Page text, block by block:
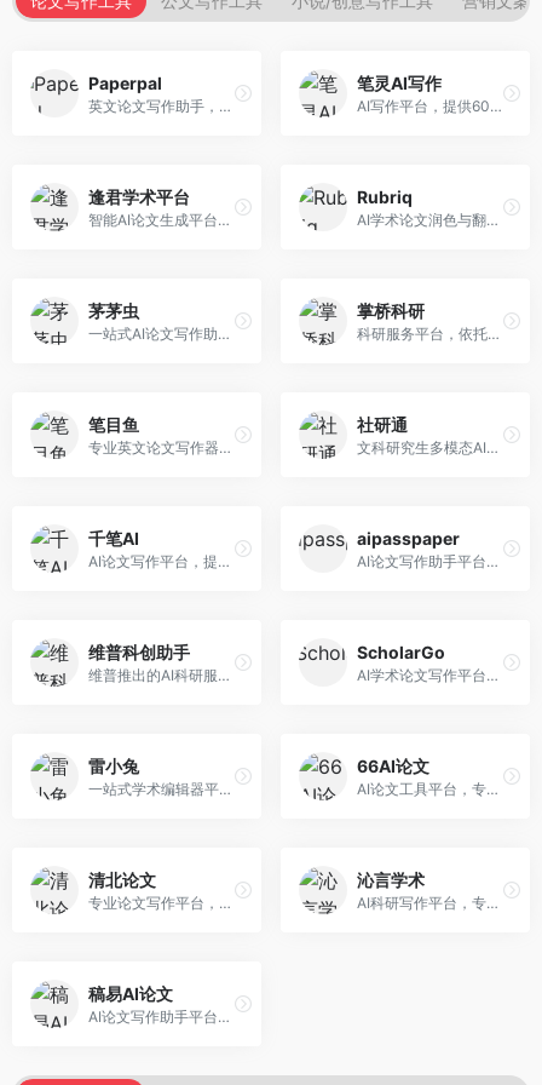
Paperpal
英文论文写作助手，专注于学术英语润色。面向需要发表国际期刊的研究者，提供语法检查、学术表达优化、格式规范等服务，英语表达地道专业。
笔灵AI写作
AI写作平台，提供600+写作模板。面向学生、职场人士和内容创作者，支持论文、公文、营销文案等多种文体，模板丰富，一键生成，写作效率大幅提升。
逢君学术平台
智能AI论文生成平台，支持查重检测。面向高校学生和研究人员，提供论文选题、内容生成、查重修改等一站式服务，学术写作流程完整。
Rubriq
AI学术论文润色与翻译平台。面向国际期刊投稿者，提供论文润色、翻译、格式调整等服务，支持多语言，学术表达专业规范。
茅茅虫
一站式AI论文写作助手，覆盖学术写作全场景。面向高校学生和科研人员，提供开题报告、文献综述、论文正文等写作服务，支持多学科多类型论文，操作简便。
掌桥科研
科研服务平台，依托3亿+真实文献数据库。面向学术研究者和学生，提供文献检索、论文写作、科研数据分析等服务，文献资源丰富，学术支持专业。
笔目鱼
专业英文论文写作器，支持学术论文全流程。面向留学生和国际期刊投稿者，提供英文论文撰写、润色、格式调整等服务，学术英语表达规范。
社研通
文科研究生多模态AI学术写作平台。面向文科研究生和社科研究者，提供文献综述、理论分析、定性研究辅助等服务，文科研究方法论支持完善。
千笔AI
AI论文写作平台，提供无限改稿服务。面向高校学生和学术研究者，支持论文选题、大纲生成、内容撰写、查重修改等全流程服务，改稿次数不限，服务质量有保障。
aipasspaper
AI论文写作助手平台，提供智能化的学术写作支持。面向大学生和研究人员，支持多种学科论文生成，提供参考文献管理和格式规范服务，写作效率高。
维普科创助手
维普推出的AI科研服务平台，整合学术资源与智能写作。面向科研人员和高校师生，提供文献检索、论文写作、查重检测等一站式服务，学术资源权威可靠。
ScholarGo
AI学术论文写作平台，专注于理工科领域的逻辑构建。面向理工科研究生和科研工作者，提供公式编辑、数据分析、论文结构优化等服务，理工科写作逻辑严谨。
雷小兔
一站式学术编辑器平台，覆盖论文写作全流程。面向高校学生和科研人员，提供选题分析、文献检索、论文生成、查重降重等服务，操作流程清晰，学术写作效率显著提升。
66AI论文
AI论文工具平台，专注于高质量低查重论文生成。面向大学生和研究生，提供论文写作、降重修改等服务，生成内容原创度高，查重率低。
清北论文
专业论文写作平台，依托高校学术资源。面向本科生和研究生，提供论文指导、写作辅助、查重检测等服务，学术规范性强，适合追求高质量论文的用户。
沁言学术
AI科研写作平台，专注于学术研究辅助。面向研究生和科研工作者，提供文献分析、研究方法指导、论文撰写等服务，学术资源丰富，研究支持全面。
稿易AI论文
AI论文写作助手平台，提供智能化学术写作支持。面向高校学生，支持多种论文类型生成，提供参考文献管理和格式规范服务，操作流程简单。